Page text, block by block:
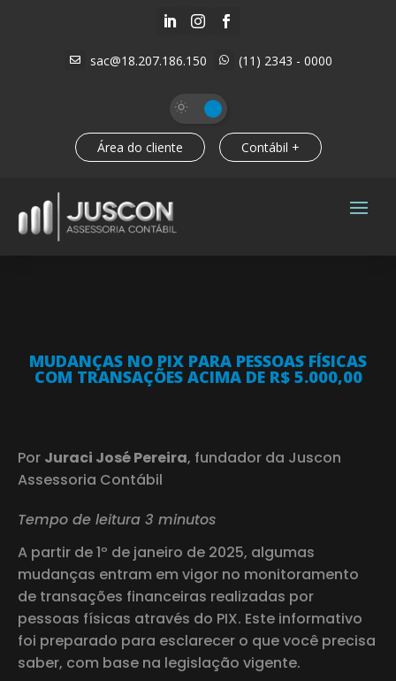
  
 sac@18.207.186.150  (11) 2343 - 0000
Área do cliente Contábil +
MUDANÇAS NO PIX PARA PESSOAS FÍSICAS
COM TRANSAÇÕES ACIMA DE R$ 5.000,00
Por Juraci José Pereira, fundador da Juscon
Assessoria Contábil
Tempo de leitura 3 minutos
A partir de 1º de janeiro de 2025, algumas
mudanças entram em vigor no monitoramento
de transações financeiras realizadas por
pessoas físicas através do PIX. Este informativo
foi preparado para esclarecer o que você precisa
saber, com base na legislação vigente.